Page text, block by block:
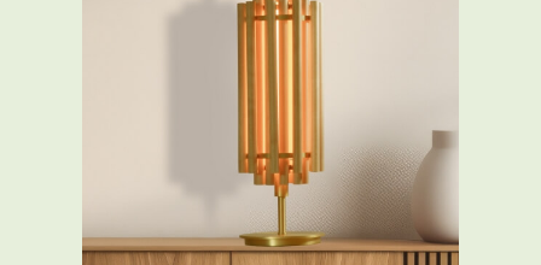
ONLINE